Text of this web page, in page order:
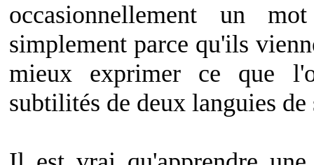
occasionnellement un
simplement parce qu'ils
mieux exprimer ce que
subtilités de deux languies de